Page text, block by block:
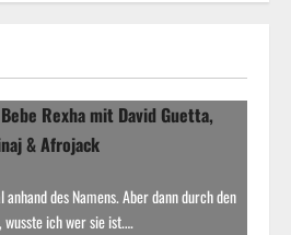
Bebe Rexha mit David Guetta,
& Afrojack
des Namens. Aber dann durch den
wusste ich wer sie ist.…